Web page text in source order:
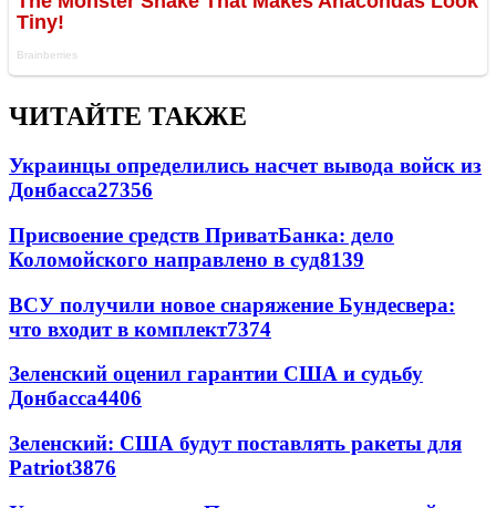
ЧИТАЙТЕ ТАКЖЕ
Украинцы определились насчет вывода войск из
Донбасса27356
Присвоение средств ПриватБанка: дело
Коломойского направлено в суд8139
ВСУ получили новое снаряжение Бундесвера:
что входит в комплект7374
Зеленский оценил гарантии США и судьбу
Донбасса4406
Зеленский: США будут поставлять ракеты для
Patriot3876